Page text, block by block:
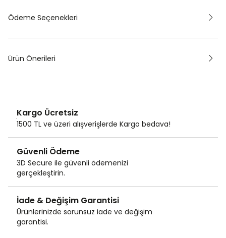
Ödeme Seçenekleri
Ürün Önerileri
Kargo Ücretsiz
1500 TL ve üzeri alışverişlerde Kargo bedava!
Güvenli Ödeme
3D Secure ile güvenli ödemenizi
gerçekleştirin.
İade & Değişim Garantisi
Ürünlerinizde sorunsuz iade ve değişim
garantisi.